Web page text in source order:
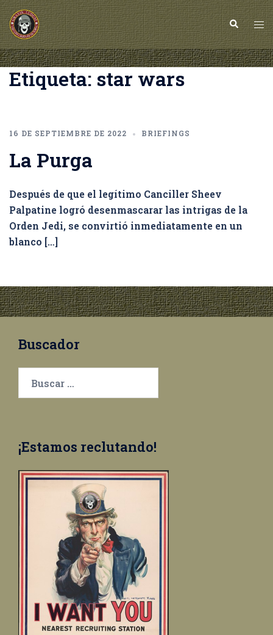
Saltar
al
contenido
Buscar
Etiqueta: star wars
16 DE SEPTIEMBRE DE 2022 BRIEFINGS
La Purga
Después de que el legítimo Canciller Sheev
Palpatine logró desenmascarar las intrigas de la
Orden Jedi, se convirtió inmediatamente en un
blanco […]
Buscador
¡Estamos reclutando!